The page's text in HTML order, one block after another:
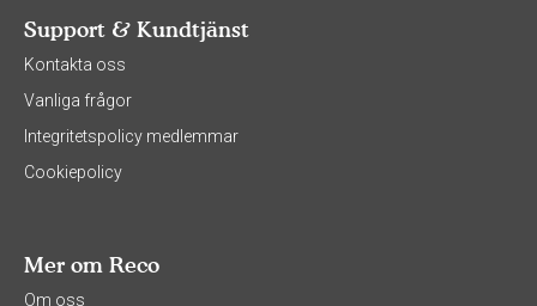
Support & Kundtjänst
Kontakta oss
Vanliga frågor
Integritetspolicy medlemmar
Cookiepolicy
Mer om Reco
Om oss